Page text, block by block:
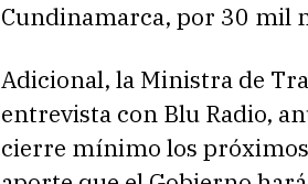
Cundinamarca, por 30 mil
Adicional, la Ministra de
entrevista con Blu Radio,
cierre mínimo los